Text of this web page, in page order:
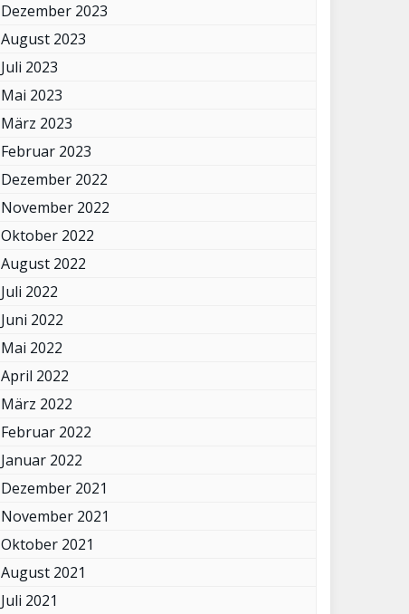
Dezember 2023
August 2023
Juli 2023
Mai 2023
März 2023
Februar 2023
Dezember 2022
November 2022
Oktober 2022
August 2022
Juli 2022
Juni 2022
Mai 2022
April 2022
März 2022
Februar 2022
Januar 2022
Dezember 2021
November 2021
Oktober 2021
August 2021
Juli 2021